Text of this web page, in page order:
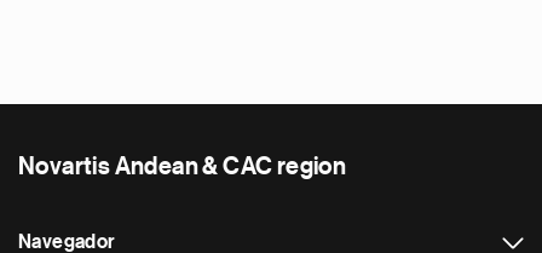
Novartis Andean & CAC region
Navegador